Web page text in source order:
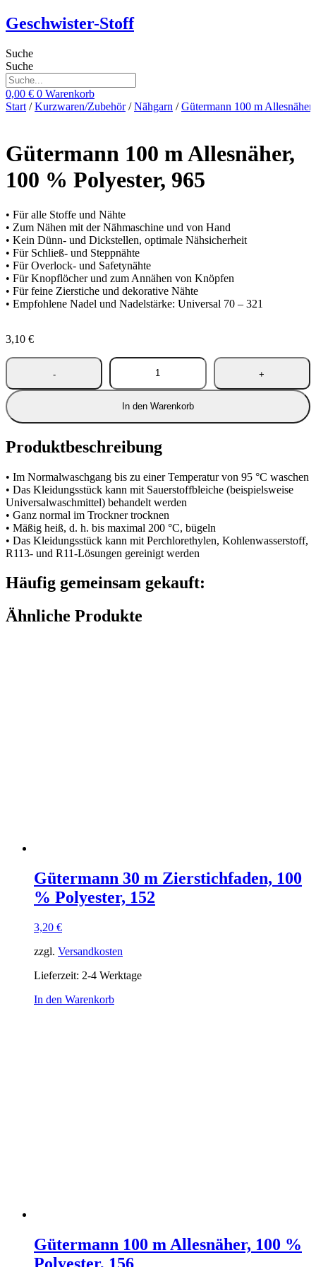
Zum
Inhalt
Geschwister-Stoff
Suche
Suche
0,00 € 0 Warenkorb
Start /Kurzwaren/Zubehör/Nähgarn /Gütermann 100 m Allesnäher
Gütermann 100 m Allesnäher,
100 % Polyester, 965
• Für alle Stoffe und Nähte
• Zum Nähen mit der Nähmaschine und von Hand
• Kein Dünn- und Dickstellen, optimale Nähsicherheit
• Für Schließ- und Steppnähte
• Für Overlock- und Safetynähte
• Für Knopflöcher und zum Annähen von Knöpfen
• Für feine Zierstiche und dekorative Nähte
• Empfohlene Nadel und Nadelstärke: Universal 70 – 321
3,10 €
In den Warenkorb
Produktbeschreibung
• Im Normalwaschgang bis zu einer Temperatur von 95 °C waschen
• Das Kleidungsstück kann mit Sauerstoffbleiche (beispielsweise
Universalwaschmittel) behandelt werden
• Ganz normal im Trockner trocknen
• Mäßig heiß, d. h. bis maximal 200 °C, bügeln
• Das Kleidungsstück kann mit Perchlorethylen, Kohlenwasserstoff,
R113- und R11-Lösungen gereinigt werden
Häufig gemeinsam gekauft:
Ähnliche Produkte
Gütermann 30 m Zierstichfaden, 100
% Polyester, 152
3,20 €
zzgl. Versandkosten
Lieferzeit: 2-4 Werktage
In den Warenkorb
Gütermann 100 m Allesnäher, 100 %